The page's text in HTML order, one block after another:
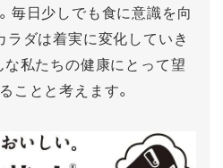
毎日少しでも食に意識を向
ラダは着実に変化していき
な私たちの健康にとって望
ことと考えます。